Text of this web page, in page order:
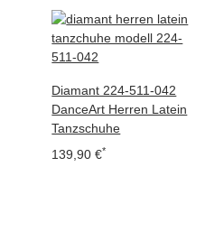
Diamant 224-511-042
DanceArt Herren Latein
Tanzschuhe
139,90 €*